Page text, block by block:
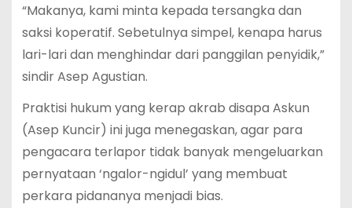
“Makanya, kami minta kepada tersangka dan
saksi koperatif. Sebetulnya simpel, kenapa harus
lari-lari dan menghindar dari panggilan penyidik,”
sindir Asep Agustian.
Praktisi hukum yang kerap akrab disapa Askun
(Asep Kuncir) ini juga menegaskan, agar para
pengacara terlapor tidak banyak mengeluarkan
pernyataan ‘ngalor-ngidul’ yang membuat
perkara pidananya menjadi bias.